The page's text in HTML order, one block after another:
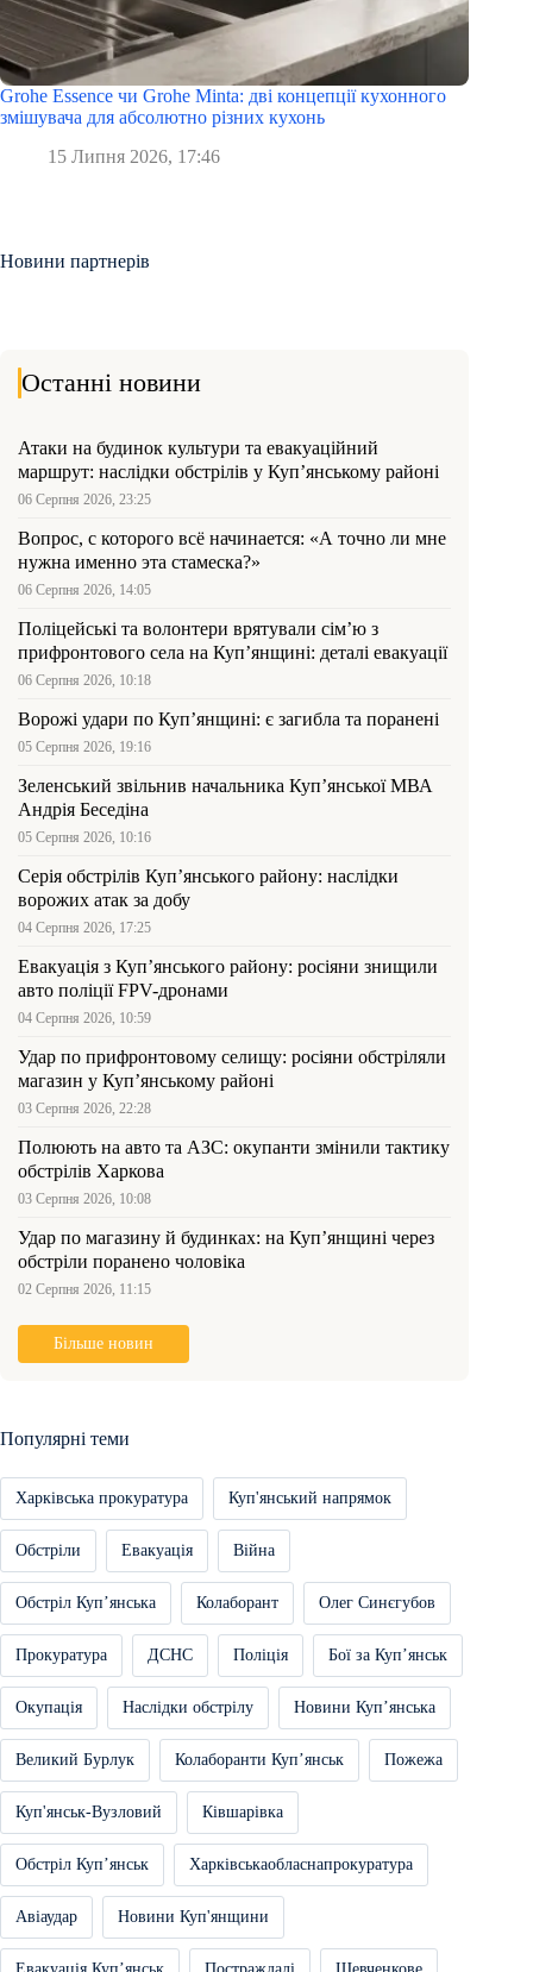
Grohe Essence чи Grohe Minta: дві концепції кухонного
змішувача для абсолютно різних кухонь
15 Липня 2026, 17:46
Новини партнерів
Останні новини
Атаки на будинок культури та евакуаційний
маршрут: наслідки обстрілів у Куп’янському районі
06 Серпня 2026, 23:25
Вопрос, с которого всё начинается: «А точно ли мне
нужна именно эта стамеска?»
06 Серпня 2026, 14:05
Поліцейські та волонтери врятували сім’ю з
прифронтового села на Куп’янщині: деталі евакуації
06 Серпня 2026, 10:18
Ворожі удари по Куп’янщині: є загибла та поранені
05 Серпня 2026, 19:16
Зеленський звільнив начальника Купʼянської МВА
Андрія Беседіна
05 Серпня 2026, 10:16
Серія обстрілів Куп’янського району: наслідки
ворожих атак за добу
04 Серпня 2026, 17:25
Евакуація з Куп’янського району: росіяни знищили
авто поліції FPV-дронами
04 Серпня 2026, 10:59
Удар по прифронтовому селищу: росіяни обстріляли
магазин у Куп’янському районі
03 Серпня 2026, 22:28
Полюють на авто та АЗС: окупанти змінили тактику
обстрілів Харкова
03 Серпня 2026, 10:08
Удар по магазину й будинках: на Куп’янщині через
обстріли поранено чоловіка
02 Серпня 2026, 11:15
Більше новин
Популярні теми
Харківська прокуратура Куп'янський напрямок
Обстріли Евакуація Війна
Обстріл Купʼянська Колаборант Олег Синєгубов
Прокуратура ДСНС Поліція Бої за Купʼянськ
Окупація Наслідки обстрілу Новини Купʼянська
Великий Бурлук Колаборанти Купʼянськ Пожежа
Куп'янськ-Вузловий Ківшарівка
Обстріл Купʼянськ Харківськаобласнапрокуратура
Авіаудар Новини Куп'янщини